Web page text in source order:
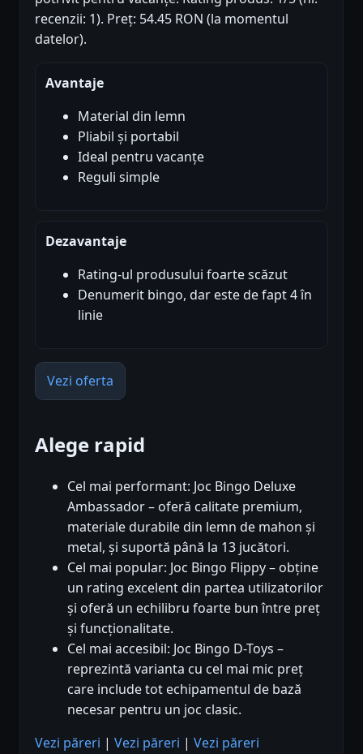
recenzii: 1). Preț: 54.45 RON (la momentul
datelor).
Avantaje
Material din lemn
Pliabil și portabil
Ideal pentru vacanțe
Reguli simple
Dezavantaje
Rating-ul produsului foarte scăzut
Denumerit bingo, dar este de fapt 4 în
linie
Vezi oferta
Alege rapid
Cel mai performant: Joc Bingo Deluxe
Ambassador – oferă calitate premium,
materiale durabile din lemn de mahon și
metal, și suportă până la 13 jucători.
Cel mai popular: Joc Bingo Flippy – obține
un rating excelent din partea utilizatorilor
și oferă un echilibru foarte bun între preț
și funcționalitate.
Cel mai accesibil: Joc Bingo D-Toys –
reprezintă varianta cu cel mai mic preț
care include tot echipamentul de bază
necesar pentru un joc clasic.
Vezi păreri | Vezi păreri | Vezi păreri